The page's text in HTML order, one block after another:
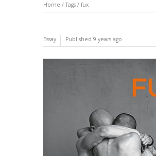
Home /Tags / fux
Essay Published 9 years ago